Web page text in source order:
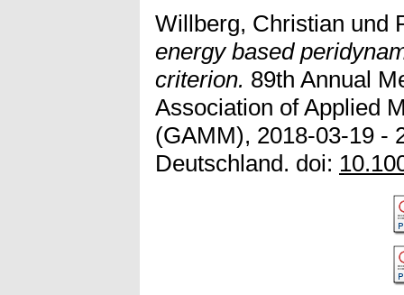
Willberg, Christian und
energy based
criterion. 89th Annual
Association of Applied
(GAMM), 2018-03-19 -
Deutschland. doi: